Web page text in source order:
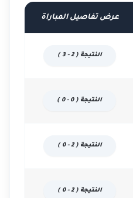
عرض تفاصيل المباراة
النتيجة ( 2 - 3 )
النتيجة ( 0 - 0 )
النتيجة ( 2 - 0 )
النتيجة ( 2 - 0 )